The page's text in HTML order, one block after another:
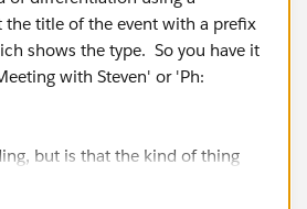
title of the event with a prefix
shows the type. So you have it
with Steven' or 'Ph:
but is that the kind of thing